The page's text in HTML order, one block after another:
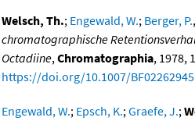
Welsch, Th.; Engewald, W.; Berger, P.,
chromatographische
Octadiine,Chromatographia, 1978,
https://doi.org/10.1007/BF02262945
Engewald, W.; Epsch, K.;Graefe, J.;